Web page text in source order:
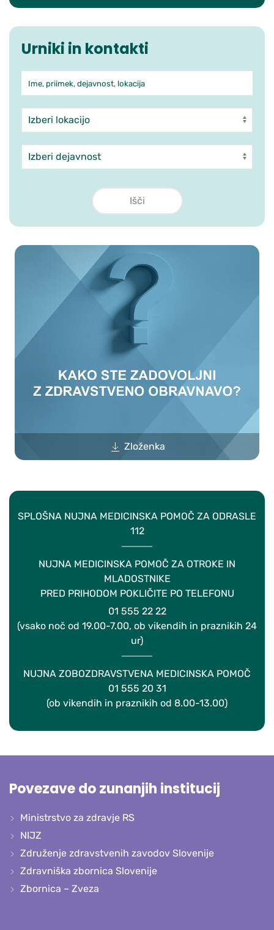
Urniki in kontakti
Iskanje po ambulantah in
Ime, priimek, dejavnost, lokacija
Enota
Dejavnost
Zloženka
SPLOŠNA NUJNA MEDICINSKA POMOČ ZA ODRASLE
112
NUJNA MEDICINSKA POMOČ ZA OTROKE IN
MLADOSTNIKE
PRED PRIHODOM POKLIČITE PO TELEFONU
01 555 22 22
(vsako noč od 19.00-7.00, ob vikendih in praznikih 24
ur)
NUJNA ZOBOZDRAVSTVENA MEDICINSKA POMOČ
01 555 20 31
(ob vikendih in praznikih od 8.00-13.00)
Povezave do zunanjih institucij
Ministrstvo za zdravje RS
NIJZ
Združenje zdravstvenih zavodov Slovenije
Zdravniška zbornica Slovenije
Zbornica – Zveza